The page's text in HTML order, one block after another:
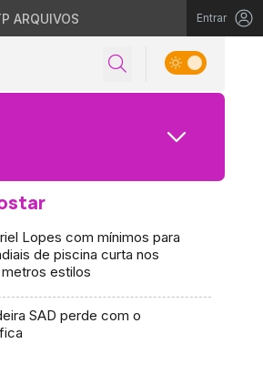
ARQUIVOS Entrar
Lopes com mínimos para
de piscina curta nos
estilos
SAD perde com o